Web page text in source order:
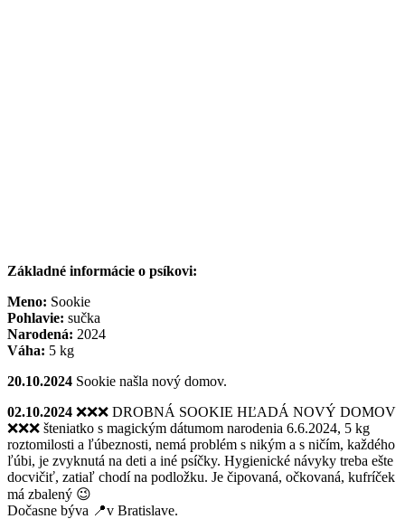
Základné informácie o psíkovi:
Meno: Sookie
Pohlavie: sučka
Narodená: 2024
Váha: 5 kg
20.10.2024 Sookie našla nový domov.
02.10.2024 ❌❌❌ DROBNÁ SOOKIE HĽADÁ NOVÝ DOMOV
❌❌❌ šteniatko s magickým dátumom narodenia 6.6.2024, 5 kg
roztomilosti a ľúbeznosti, nemá problém s nikým a s ničím, každého
ľúbi, je zvyknutá na deti a iné psíčky. Hygienické návyky treba ešte
docvičiť, zatiaľ chodí na podložku. Je čipovaná, očkovaná, kufríček
má zbalený 😉
Dočasne býva 📍v Bratislave.